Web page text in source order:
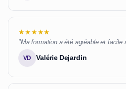
★★★★★
"Ma formation a été agréable et facile
VD Valérie Dejardin